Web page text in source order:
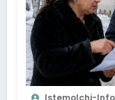
Istemolchi-Info